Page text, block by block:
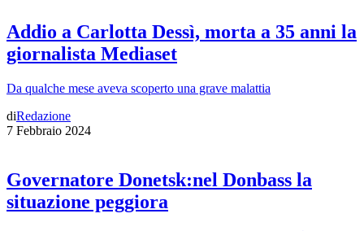
Addio a Carlotta Dessì, morta a 35 anni la
giornalista Mediaset
Da qualche mese aveva scoperto una grave malattia
diRedazione
7 Febbraio 2024
Governatore Donetsk:nel Donbass la
situazione peggiora